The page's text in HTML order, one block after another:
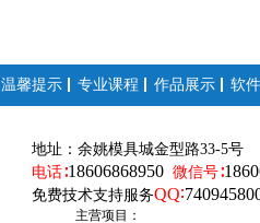
温馨提示 专业课程 作品展示 软
地址： 余姚模具城金型路33-5号
电话∶18606868950 微信号∶
免费技术支持服务QQ∶
主营项目：